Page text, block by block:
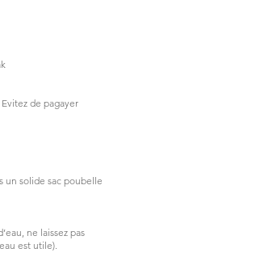
de pagayer
un solide sac poubelle
ne laissez pas
est utile).